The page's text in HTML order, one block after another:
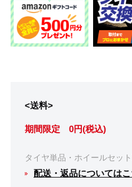
<送料>
期間限定 0円(税込)
タイヤ単品・ホイールセッ
配送・返品については